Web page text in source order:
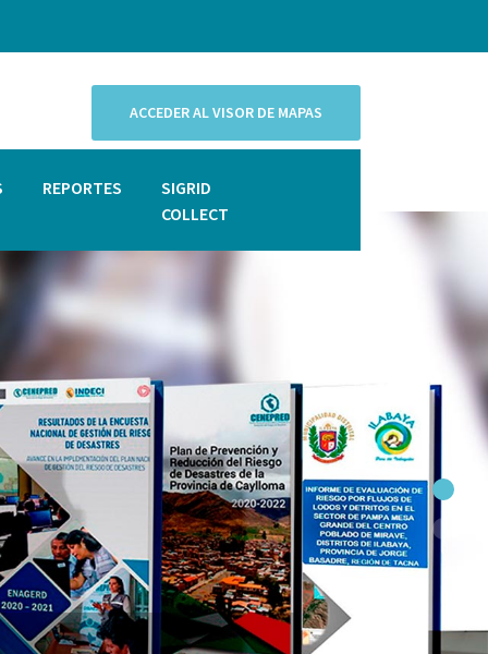
ACCEDER AL VISOR DE MAPAS
REPORTES
SIGRID
COLLECT